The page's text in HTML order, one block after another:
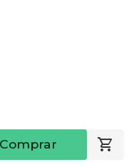
Comprar